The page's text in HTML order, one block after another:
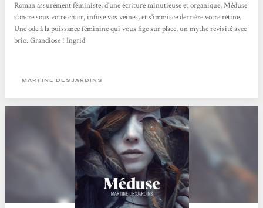
Roman assurément féministe, d'une écriture minutieuse et organique, Méduse
s'ancre sous votre chair, infuse vos veines, et s'immisce derrière votre rétine.
Une ode à la puissance féminine qui vous fige sur place, un mythe revisité avec
brio. Grandiose ! Ingrid
MARTINE DESJARDINS